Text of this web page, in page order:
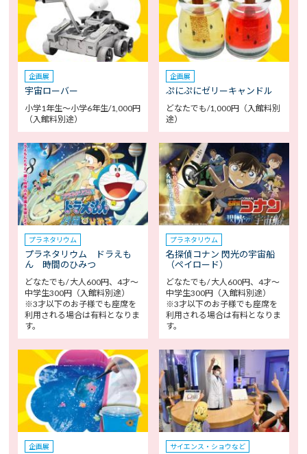
企画展
宇宙ローバー
小学1年生～小学6年生/1,000円
（入館料別途）
企画展
ぷにぷにゼリーキャンドル
どなたでも/1,000円（入館料別
途）
プラネタリウム
プラネタリウム ドラえも
ん 時間のひみつ
どなたでも/ 大人600円、4才～
中学生300円（入館料別途）
※3才以下のお子様でも座席を
利用される場合は有料となりま
す。
プラネタリウム
名探偵コナン 閃光の宇宙船
（ペイロード）
どなたでも/ 大人600円、4才～
中学生300円（入館料別途）
※3才以下のお子様でも座席を
利用される場合は有料となりま
す。
企画展 サイエンス・ショウなど